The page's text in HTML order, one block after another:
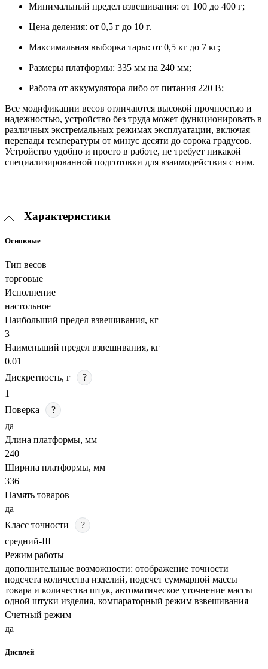
Минимальный предел взвешивания: от 100 до 400 г;
Цена деления: от 0,5 г до 10 г.
Максимальная выборка тары: от 0,5 кг до 7 кг;
Размеры платформы: 335 мм на 240 мм;
Работа от аккумулятора либо от питания 220 В;
Все модификации весов отличаются высокой прочностью и
надежностью, устройство без труда может функционировать в
различных экстремальных режимах эксплуатации, включая
перепады температуры от минус десяти до сорока градусов.
Устройство удобно и просто в работе, не требует никакой
специализированной подготовки для взаимодействия с ним.
Характеристики
Основные
Тип весов
торговые
Исполнение
настольное
Наибольший предел взвешивания, кг
3
Наименьший предел взвешивания, кг
0.01
Дискретность, г
?
1
Поверка
?
да
Длина платформы, мм
240
Ширина платформы, мм
336
Память товаров
да
Класс точности
?
средний-III
Режим работы
дополнительные возможности: отображение точности
подсчета количества изделий, подсчет суммарной массы
товара и количества штук, автоматическое уточнение массы
одной штуки изделия, компараторный режим взвешивания
Счетный режим
да
Дисплей